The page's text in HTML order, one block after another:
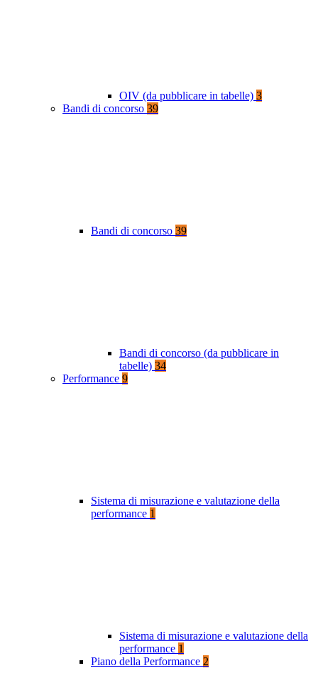
OIV (da pubblicare in tabelle) 3
Bandi di concorso 39
Bandi di concorso 39
Bandi di concorso (da pubblicare in
tabelle) 34
Performance 9
Sistema di misurazione e valutazione della
performance 1
Sistema di misurazione e valutazione della
performance 1
Piano della Performance 2